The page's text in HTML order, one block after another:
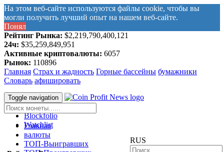
На этом веб-сайте используются файлы cookie, чтобы вы
могли получить лучший опыт на нашем веб-сайте.
Понял
Рейтинг Рынка: $2,219,790,400,121
24ч: $35,259,849,951
Активные криптовалюты: 6057
Рынок: 110896
Главная Страх и жадность Горные бассейны бумажники
Словарь афишировать
ВВОЙТИ
Зарегистрируйся
Blockfolio
Watchlist
RUS
Toggle navigation
Главная
валюты
ТОП-Выигравших